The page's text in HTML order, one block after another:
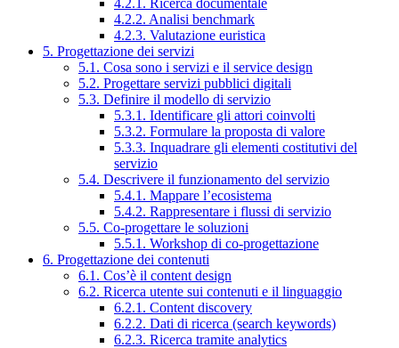
4.2.1. Ricerca documentale
4.2.2. Analisi benchmark
4.2.3. Valutazione euristica
5. Progettazione dei servizi
5.1. Cosa sono i servizi e il service design
5.2. Progettare servizi pubblici digitali
5.3. Definire il modello di servizio
5.3.1. Identificare gli attori coinvolti
5.3.2. Formulare la proposta di valore
5.3.3. Inquadrare gli elementi costitutivi del
servizio
5.4. Descrivere il funzionamento del servizio
5.4.1. Mappare l’ecosistema
5.4.2. Rappresentare i flussi di servizio
5.5. Co-progettare le soluzioni
5.5.1. Workshop di co-progettazione
6. Progettazione dei contenuti
6.1. Cos’è il content design
6.2. Ricerca utente sui contenuti e il linguaggio
6.2.1. Content discovery
6.2.2. Dati di ricerca (search keywords)
6.2.3. Ricerca tramite analytics